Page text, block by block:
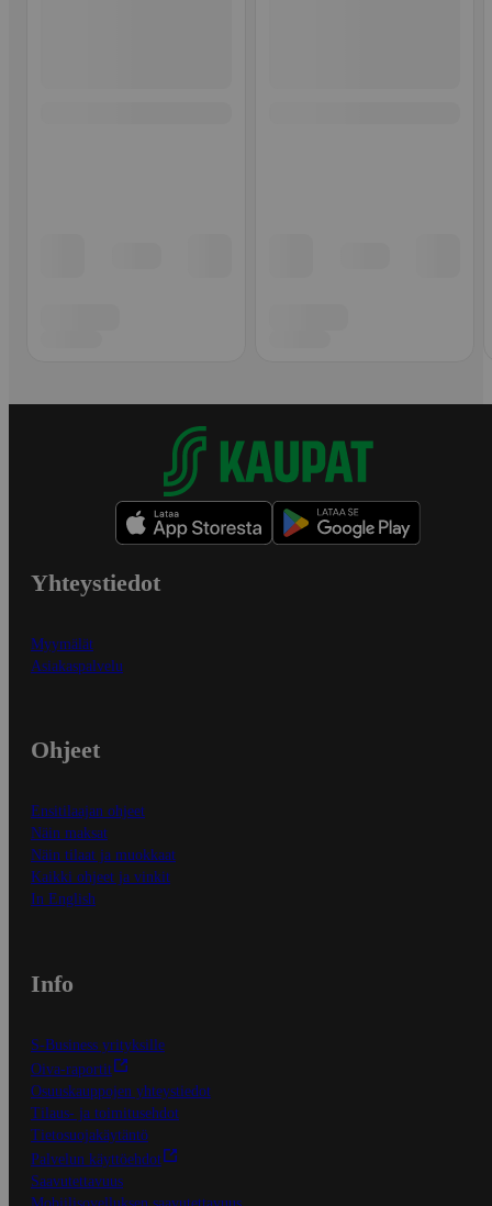
Yhteystiedot
Myymälät
Asiakaspalvelu
Ohjeet
Ensitilaajan ohjeet
Näin maksat
Näin tilaat ja muokkaat
Kaikki ohjeet ja vinkit
In English
Info
S-Business yrityksille
Oiva-raportit
Osuuskauppojen yhteystiedot
Tilaus- ja toimitusehdot
Tietosuojakäytäntö
Palvelun käyttöehdot
Saavutettavuus